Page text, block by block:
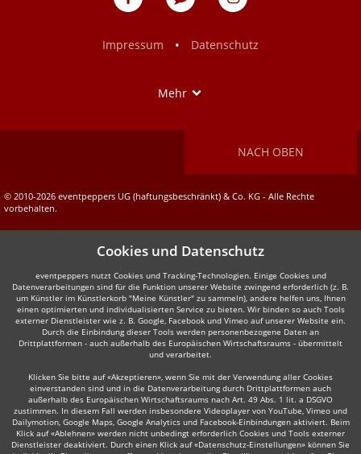
Impressum
• Datenschutz
Mehr
NACH OBEN
© 2010-2026 eventpeppers UG (haftungsbeschränkt) & Co. KG - Alle Rechte
vorbehalten.
Cookies und Datenschutz
eventpeppers nutzt Cookies und Tracking-Technologien. Einige Cookies und
Datenverarbeitungen sind für die Funktion unserer Website zwingend erforderlich (z. B.
um Künstler im Künstlerkorb "Meine Künstler" zu sammeln), andere helfen uns, Ihnen
einen optimierten und individualisierten Service zu bieten. Wir binden so auch Tools
externer Dienstleister wie z. B. Google, Facebook und Vimeo auf unserer Website ein.
Durch die Einbindung dieser Tools werden personenbezogene Daten an
Drittplattformen - auch außerhalb des Europäischen Wirtschaftsraums - übermittelt
und verarbeitet.
Klicken Sie bitte auf «Akzeptieren», wenn Sie mit der Verwendung aller Cookies
einverstanden sind und in die Datenverarbeitung durch Drittplattformen auch
außerhalb des Europäischen Wirtschaftsraums nach Art. 49 Abs. 1 lit. a DSGVO
zustimmen. In diesem Fall werden insbesondere Videoplayer von YouTube, Vimeo und
Dailymotion, Google Maps, Google Analytics und Facebook-Einbindungen aktiviert. Beim
Klick auf «Ablehnen» werden nicht unbedingt erforderlich Cookies und Tools externer
Dienstleister deaktiviert. Durch einen Klick auf «Datenschutz-Einstellungen» können Sie